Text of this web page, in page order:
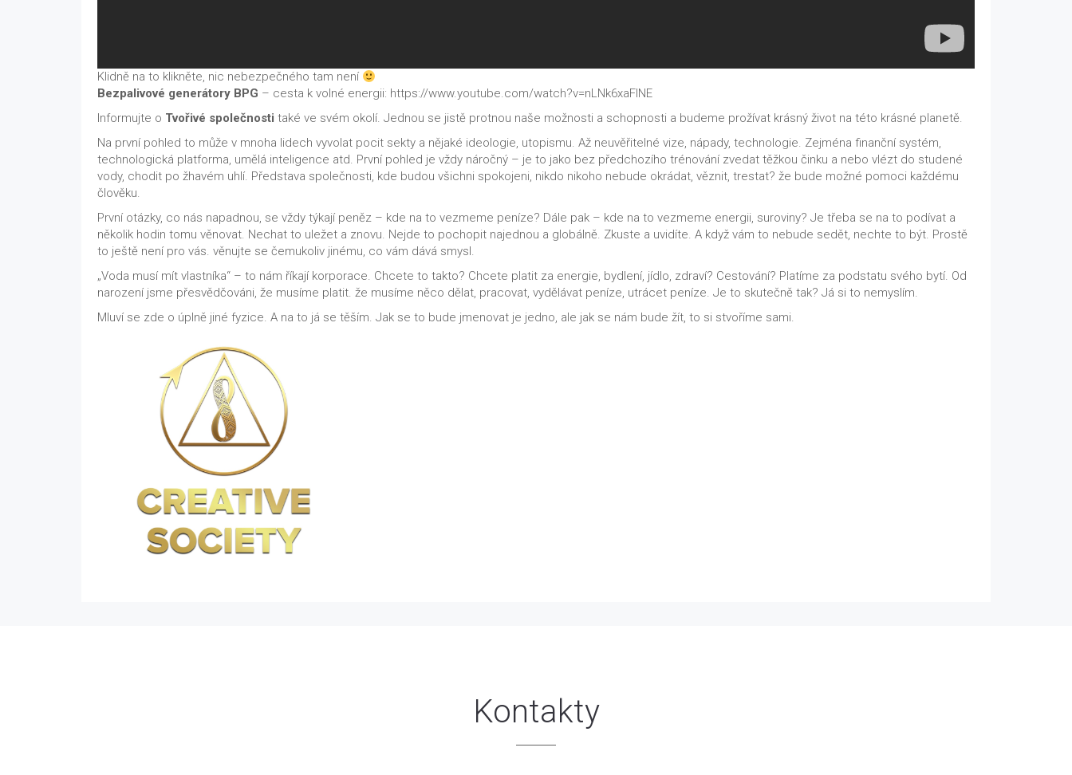
Klidně na to klikněte, nic nebezpečného tam není
Bezpalivové generátory BPG – cesta k volné energii: https://www.youtube.com/watch?v=nLNk6xaFINE
Informujte o Tvořivé společnosti také ve svém okolí. Jednou se jistě protnou naše možnosti a schopnosti a budeme prožívat krásný život na této krásné planetě.
Na první pohled to může v mnoha lidech vyvolat pocit sekty a nějaké ideologie, utopismu. Až neuvěřitelné vize, nápady, technologie. Zejména finanční systém,
technologická platforma, umělá inteligence atd. První pohled je vždy náročný – je to jako bez předchozího trénování zvedat těžkou činku a nebo vlézt do studené
vody, chodit po žhavém uhlí. Představa společnosti, kde budou všichni spokojeni, nikdo nikoho nebude okrádat, věznit, trestat? že bude možné pomoci každému
člověku.
První otázky, co nás napadnou, se vždy týkají peněz – kde na to vezmeme peníze? Dále pak – kde na to vezmeme energii, suroviny? Je třeba se na to podívat a
několik hodin tomu věnovat. Nechat to uležet a znovu. Nejde to pochopit najednou a globálně. Zkuste a uvidíte. A když vám to nebude sedět, nechte to být. Prostě
to ještě není pro vás. věnujte se čemukoliv jinému, co vám dává smysl.
„Voda musí mít vlastníka“ – to nám říkají korporace. Chcete to takto? Chcete platit za energie, bydlení, jídlo, zdraví? Cestování? Platíme za podstatu svého bytí. Od
narození jsme přesvědčováni, že musíme platit. že musíme něco dělat, pracovat, vydělávat peníze, utrácet peníze. Je to skutečně tak? Já si to nemyslím.
Mluví se zde o úplně jiné fyzice. A na to já se těším. Jak se to bude jmenovat je jedno, ale jak se nám bude žít, to si stvoříme sami.
Kontakty